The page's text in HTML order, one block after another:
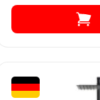
ручной душ,